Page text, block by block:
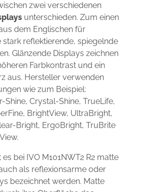
zwei verschiedenen
unterschieden. Zum einen
dem Englischen für
stark reflektierende, spiegelnde
Glänzende Displays zeichnen
Farbkontrast und ein
aus. Hersteller verwenden
wie zum Beispiel:
Shine, Crystal-Shine, TrueLife,
BrightView, UltraBright,
Bright, ErgoBright, TruBrite
bei IVO M101NWT2 R2 matte
als reflexionsarme oder
bezeichnet werden. Matte